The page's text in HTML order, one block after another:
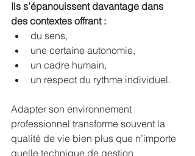
Ils s’épanouissent davantage dans
des contextes offrant :
du sens,
une certaine autonomie,
un cadre humain,
un respect du rythme individuel.
Adapter son environnement
professionnel transforme souvent la
qualité de vie bien plus que n’importe
quelle technique de gestion